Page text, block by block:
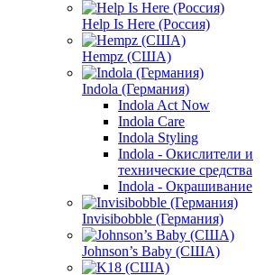
Help Is Here (Россия)
Hempz (США)
Indola (Германия)
Indola Act Now
Indola Care
Indola Styling
Indola - Окислители и
технические средства
Indola - Окрашивание
Invisibobble (Германия)
Johnson’s Baby (США)